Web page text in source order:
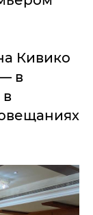
Кивико
в
в